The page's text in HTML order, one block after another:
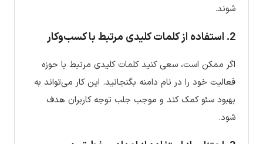
شوند.
2. استفاده از کلمات کلیدی مرتبط با کسب‌وکار
اگر ممکن است، سعی کنید کلمات کلیدی مرتبط با حوزه
فعالیت خود را در نام دامنه بگنجانید. این کار می‌تواند به
بهبود سئو کمک کند و موجب جلب توجه کاربران هدف
شود.